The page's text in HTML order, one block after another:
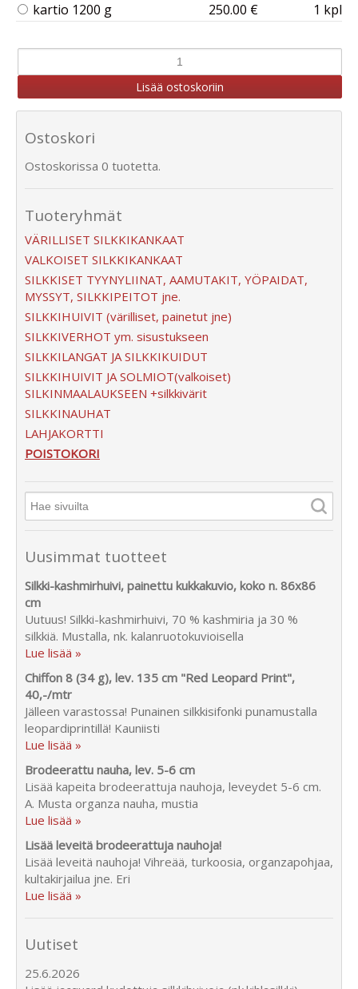
kartio 1200 g
250.00 € 1 kpl
Ostoskori
Ostoskorissa 0 tuotetta.
Tuoteryhmät
VÄRILLISET SILKKIKANKAAT
VALKOISET SILKKIKANKAAT
SILKKISET TYYNYLIINAT, AAMUTAKIT, YÖPAIDAT,
MYSSYT, SILKKIPEITOT jne.
SILKKIHUIVIT (värilliset, painetut jne)
SILKKIVERHOT ym. sisustukseen
SILKKILANGAT JA SILKKIKUIDUT
SILKKIHUIVIT JA SOLMIOT(valkoiset)
SILKINMAALAUKSEEN +silkkivärit
SILKKINAUHAT
LAHJAKORTTI
POISTOKORI
Uusimmat tuotteet
Silkki-kashmirhuivi, painettu kukkakuvio, koko n. 86x86
cm
Uutuus! Silkki-kashmirhuivi, 70 % kashmiria ja 30 %
silkkiä. Mustalla, nk. kalanruotokuvioisella
Lue lisää »
Chiffon 8 (34 g), lev. 135 cm "Red Leopard Print",
40,-/mtr
Jälleen varastossa! Punainen silkkisifonki punamustalla
leopardiprintillä! Kauniisti
Lue lisää »
Brodeerattu nauha, lev. 5-6 cm
Lisää kapeita brodeerattuja nauhoja, leveydet 5-6 cm.
A. Musta organza nauha, mustia
Lue lisää »
Lisää leveitä brodeerattuja nauhoja!
Lisää leveitä nauhoja! Vihreää, turkoosia, organzapohjaa,
kultakirjailua jne. Eri
Lue lisää »
Uutiset
25.6.2026